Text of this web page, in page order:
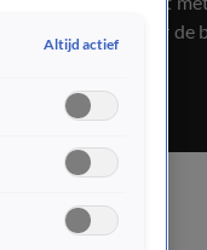
oosten, maar
pomphouder in
Keukenhof: dit
bloemenpracht:
tulpen.
Altijd actief